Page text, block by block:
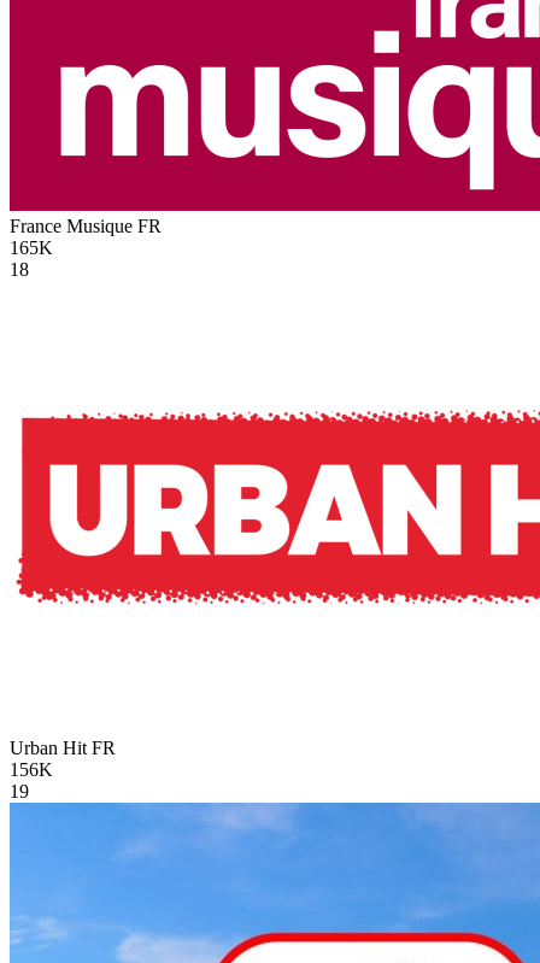
France Musique FR
165K
18
Urban Hit FR
156K
19